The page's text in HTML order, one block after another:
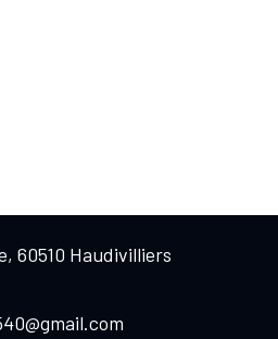
60510 Haudivilliers